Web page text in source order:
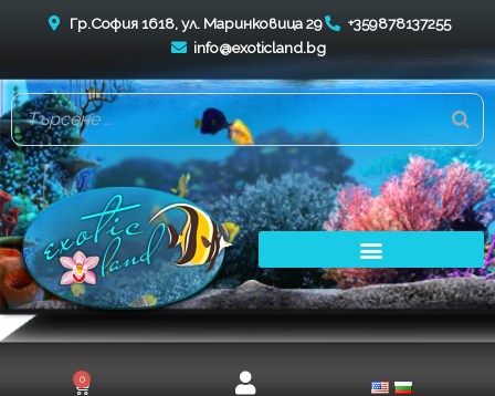
Гр.София 1618, ул. Маринковица 29
+359878137255
info@exoticland.bg
0
Cart